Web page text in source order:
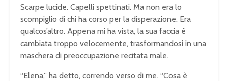
Scarpe lucide. Capelli spettinati. Ma non era lo
scompiglio di chi ha corso per la disperazione. Era
qualcos’altro. Appena mi ha vista, la sua faccia è
cambiata troppo velocemente, trasformandosi in una
maschera di preoccupazione recitata male.
“Elena,” ha detto, correndo verso di me. “Cosa è